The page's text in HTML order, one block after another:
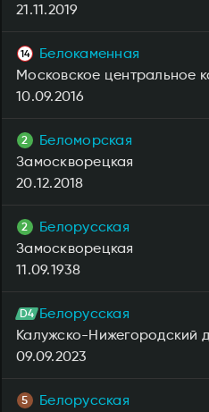
21.11.2019
Белокаменная
Московское центральное
10.09.2016
Беломорская
Замоскворецкая
20.12.2018
Белорусская
Замоскворецкая
11.09.1938
Белорусская
Калужско-Нижегородский
09.09.2023
Белорусская